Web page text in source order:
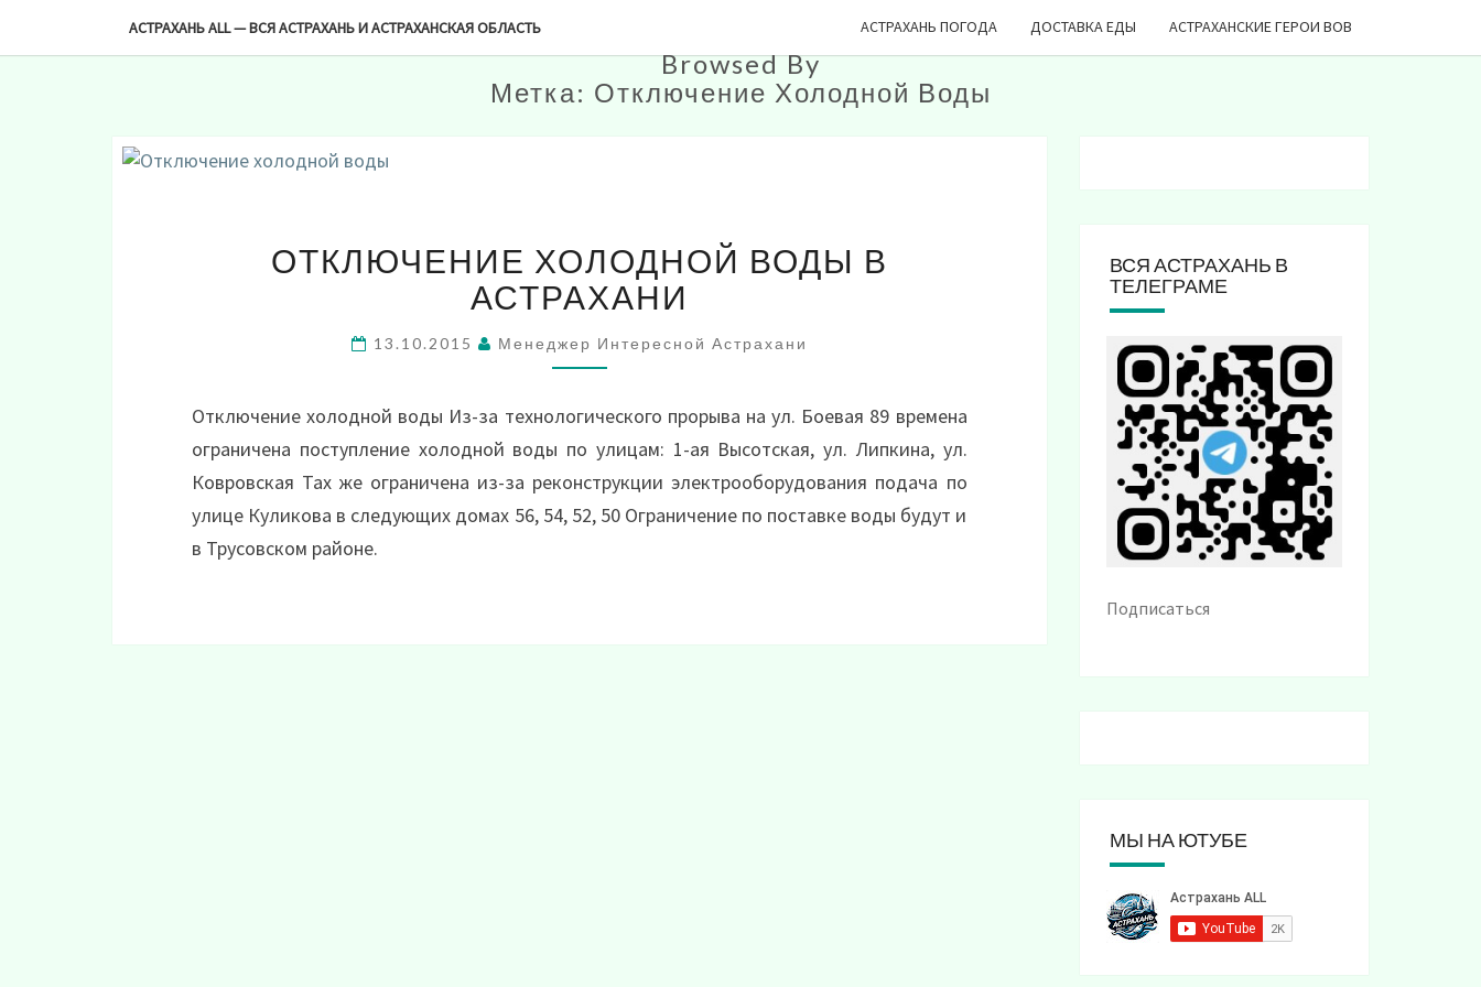
АСТРАХАНЬ ALL — ВСЯ АСТРАХАНЬ И АСТРАХАНСКАЯ ОБЛАСТЬ АСТРАХАНЬ ПОГОДА ДОСТАВКА ЕДЫ АСТРАХАНСКИЕ ГЕРОИ ВОВ
Browsed By
Метка: Отключение Холодной Воды
ХОЛОДНОЙ
ВОДЫ
В
АСТРАХАНИ
ОТКЛЮЧЕНИЕ ХОЛОДНОЙ ВОДЫ В
АСТРАХАНИ
13.10.2015 Менеджер Интересной Астрахани
Отключение холодной воды Из-за технологического прорыва на ул. Боевая 89 времена
ограничена поступление холодной воды по улицам: 1-ая Высотская, ул. Липкина, ул.
Ковровская Тах же ограничена из-за реконструкции электрооборудования подача по
улице Куликова в следующих домах 56, 54, 52, 50 Ограничение по поставке воды будут и
в Трусовском районе.
ВСЯ АСТРАХАНЬ В
ТЕЛЕГРАМЕ
Подписаться
МЫ НА ЮТУБЕ